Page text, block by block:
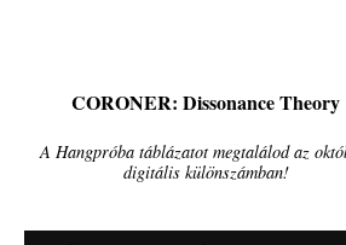
CORONER: Dissonance Theory
A Hangpróba táblázatot megtalálod az
digitális különszámban!